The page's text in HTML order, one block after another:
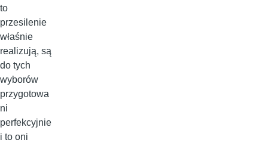
to
przesilenie
właśnie
realizują, są
do tych
wyborów
przygotowa
ni
perfekcyjnie
i to oni